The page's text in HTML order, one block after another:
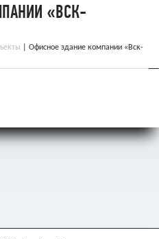
«ВСК-
Офисное здание компании «Вск-